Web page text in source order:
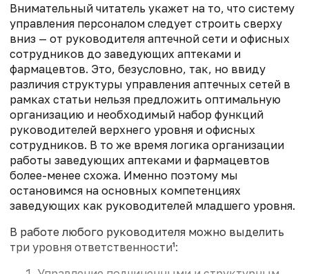
Внимательный читатель укажет на то, что систему
управления персоналом следует строить сверху
вниз — от руководителя аптечной сети и офисных
сотрудников до заведующих аптеками и
фармацевтов. Это, безусловно, так, но ввиду
различия структуры управления аптечных сетей в
рамках статьи нельзя предложить оптимальную
организацию и необходимый набор функций
руководителей верхнего уровня и офисных
сотрудников. В то же время логика организации
работы заведующих аптеками и фармацевтов
более-менее схожа. Именно поэтому мы
остановимся на основных компетенциях
заведующих как руководителей младшего уровня.
В работе любого руководителя можно выделить
три уровня ответственности¹: